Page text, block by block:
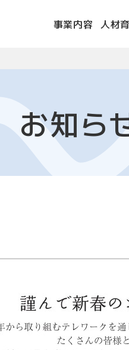
事業内容 人材
お知ら